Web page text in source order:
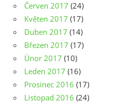
Červen 2017 (24)
Květen 2017 (17)
Duben 2017 (14)
Březen 2017 (17)
Únor 2017 (10)
Leden 2017 (16)
Prosinec 2016 (17)
Listopad 2016 (24)